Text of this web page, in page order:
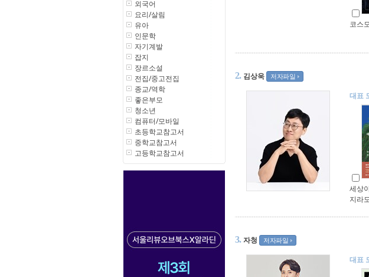
외국어
요리/살림
유아
인문학
자기계발
잡지
장르소설
전집/중고전집
종교/역학
좋은부모
청소년
컴퓨터/모바일
초등학교참고서
중학교참고서
고등학교참고서
코스
2. 김상욱 저자파일
대표
세상
지라
3. 자청 저자파일
대표